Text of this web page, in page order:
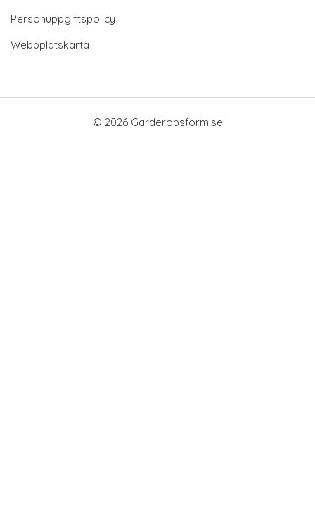
Personuppgiftspolicy
Webbplatskarta
© 2026 Garderobsform.se